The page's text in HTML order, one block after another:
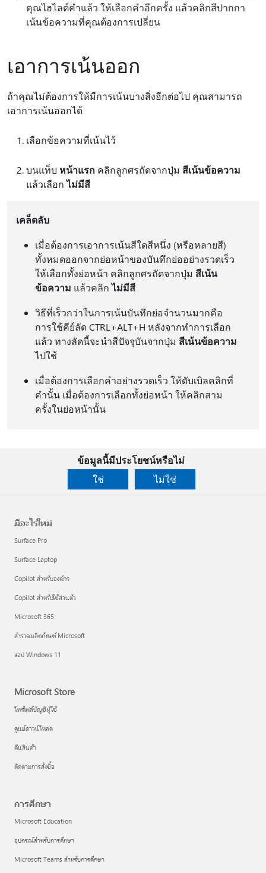
คุณไฮไลต์คําแล้ว ให้เลือกคําอีกครั้ง แล้วคลิกสีปากกา
เน้นข้อความที่คุณต้องการเปลี่ยน
เอาการเน้นออก
ถ้าคุณไม่ต้องการให้มีการเน้นบางสิ่งอีกต่อไป คุณสามารถ
เอาการเน้นออกได้
เลือกข้อความที่เน้นไว้
บนแท็บ หน้าแรก คลิกลูกศรถัดจากปุ่ม สีเน้นข้อความ
แล้วเลือกไม่มีสี
เคล็ดลับ
เมื่อต้องการเอาการเน้นสีใดสีหนึ่ง (หรือหลายสี)
ทั้งหมดออกจากย่อหน้าของบันทึกย่ออย่างรวดเร็ว
ให้เลือกทั้งย่อหน้า คลิกลูกศรถัดจากปุ่ม สีเน้น
ข้อความ แล้วคลิกไม่มีสี
วิธีที่เร็วกว่าในการเน้นบันทึกย่อจํานวนมากคือ
การใช้คีย์ลัด CTRL+ALT+H หลังจากทําการเลือก
แล้ว ทางลัดนี้จะนําสีปัจจุบันจากปุ่ม สีเน้นข้อความ
ไปใช้
เมื่อต้องการเลือกคําอย่างรวดเร็ว ให้ดับเบิลคลิกที่
คํานั้น เมื่อต้องการเลือกทั้งย่อหน้า ให้คลิกสาม
ครั้งในย่อหน้านั้น
ข้อมูลนี้มีประโยชน์หรือไม่
ใช่
ไม่ใช่
มีอะไรใหม่
Surface Pro
Surface Laptop
Copilot สำหรับองค์กร
Copilot สำหรับใช้ส่วนตัว
Microsoft 365
สำรวจผลิตภัณฑ์ Microsoft
แอป Windows 11
Microsoft Store
โพรไฟล์บัญชีผู้ใช้
ศูนย์ดาวน์โหลด
คืนสินค้า
ติดตามการสั่งซื้อ
การศึกษา
Microsoft Education
อุปกรณ์สำหรับการศึกษา
Microsoft Teams สำหรับการศึกษา